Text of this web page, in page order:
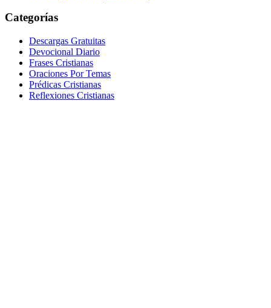
Categorías
Descargas Gratuitas
Devocional Diario
Frases Cristianas
Oraciones Por Temas
Prédicas Cristianas
Reflexiones Cristianas